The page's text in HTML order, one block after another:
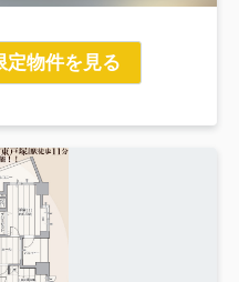
定物件を見る